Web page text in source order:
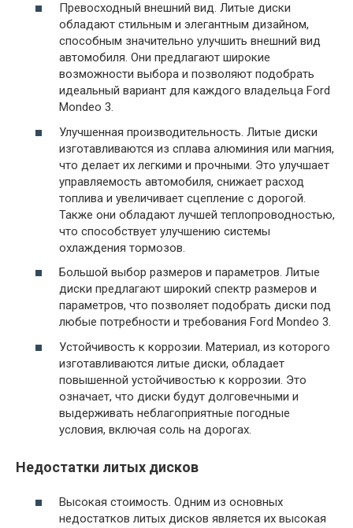
Превосходный внешний вид. Литые диски
обладают стильным и элегантным дизайном,
способным значительно улучшить внешний вид
автомобиля. Они предлагают широкие
возможности выбора и позволяют подобрать
идеальный вариант для каждого владельца Ford
Mondeo 3.
Улучшенная производительность. Литые диски
изготавливаются из сплава алюминия или магния,
что делает их легкими и прочными. Это улучшает
управляемость автомобиля, снижает расход
топлива и увеличивает сцепление с дорогой.
Также они обладают лучшей теплопроводностью,
что способствует улучшению системы
охлаждения тормозов.
Большой выбор размеров и параметров. Литые
диски предлагают широкий спектр размеров и
параметров, что позволяет подобрать диски под
любые потребности и требования Ford Mondeo 3.
Устойчивость к коррозии. Материал, из которого
изготавливаются литые диски, обладает
повышенной устойчивостью к коррозии. Это
означает, что диски будут долговечными и
выдерживать неблагоприятные погодные
условия, включая соль на дорогах.
Недостатки литых дисков
Высокая стоимость. Одним из основных
недостатков литых дисков является их высокая